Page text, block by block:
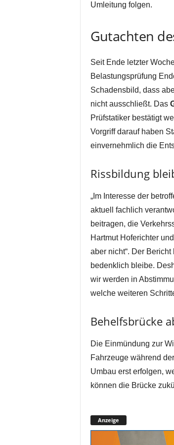
Umleitung folgen.
Gutachten
Seit Ende letzter
Belastungsprüfung
Schadensbild, dass
nicht ausschließt. Das
Prüfstatiker bestätigt
Vorgriff darauf haben
einvernehmlich die
Rissbildung
„Im Interesse der
aktuell fachlich
beitragen, die
Hartmut Hoferichter
aber nicht“. Der
bedenklich bleibe.
wir werden in
welche weiteren
Behelfsbrücke
Die Einmündung zur
Fahrzeuge während
Umbau erst erfolgen,
können die Brücke
Anzeige